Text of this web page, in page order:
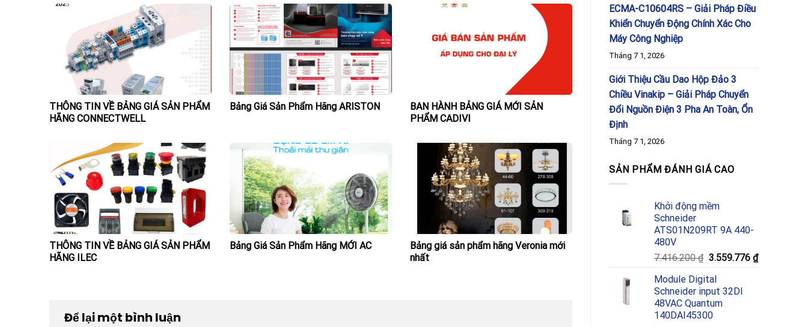
THÔNG TIN VỀ BẢNG GIÁ SẢN PHẨM
HÃNG CONNECTWELL
Bảng Giá Sản Phẩm Hãng ARISTON
BAN HÀNH BẢNG GIÁ MỚI SẢN
PHẨM CADIVI
THÔNG TIN VỀ BẢNG GIÁ SẢN PHẨM
HÃNG ILEC
Bảng Giá Sản Phẩm Hãng MỚI AC
Bảng giá sản phẩm hãng Veronia mới
nhất
Để lại một bình luận
ECMA-C10604RS – Giải Pháp Điều
Khiển Chuyển Động Chính Xác Cho
Máy Công Nghiệp
Tháng 7 1, 2026
Giới Thiệu Cầu Dao Hộp Đảo 3
Chiều Vinakip – Giải Pháp Chuyển
Đổi Nguồn Điện 3 Pha An Toàn, Ổn
Định
Tháng 7 1, 2026
SẢN PHẨM ĐÁNH GIÁ CAO
Khởi động mềm
Schneider
ATS01N209RT 9A 440-
480V
7.416.200₫ Giá
là:
7.416.200 ₫.
3.559.776 ₫Giá
Module Digital
Schneider input 32DI
48VAC Quantum
140DAI45300